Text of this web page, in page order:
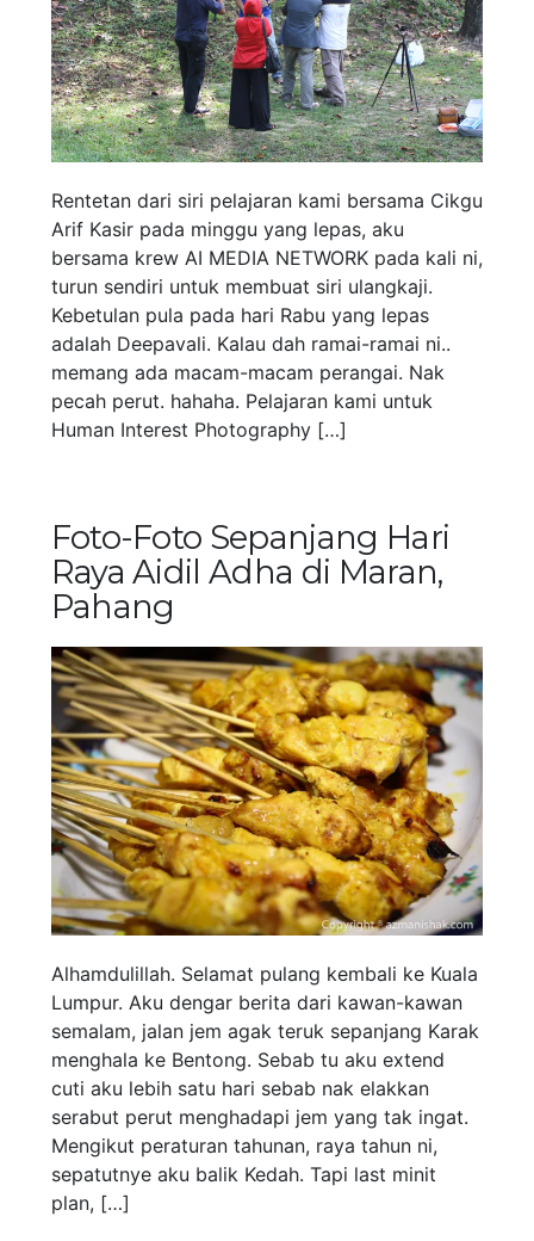
Rentetan dari siri pelajaran kami bersama Cikgu
Arif Kasir pada minggu yang lepas, aku
bersama krew AI MEDIA NETWORK pada kali ni,
turun sendiri untuk membuat siri ulangkaji.
Kebetulan pula pada hari Rabu yang lepas
adalah Deepavali. Kalau dah ramai-ramai ni..
memang ada macam-macam perangai. Nak
pecah perut. hahaha. Pelajaran kami untuk
Human Interest Photography […]
Foto-Foto Sepanjang Hari
Raya Aidil Adha di Maran,
Pahang
Alhamdulillah. Selamat pulang kembali ke Kuala
Lumpur. Aku dengar berita dari kawan-kawan
semalam, jalan jem agak teruk sepanjang Karak
menghala ke Bentong. Sebab tu aku extend
cuti aku lebih satu hari sebab nak elakkan
serabut perut menghadapi jem yang tak ingat.
Mengikut peraturan tahunan, raya tahun ni,
sepatutnye aku balik Kedah. Tapi last minit
plan, […]